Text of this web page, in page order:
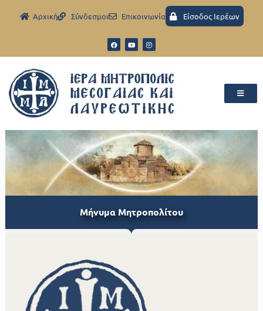
Aρχική Σύνδεσμοι Eπικοινωνία Είσοδος Ιερέων
Μήνυμα Μητροπολίτου